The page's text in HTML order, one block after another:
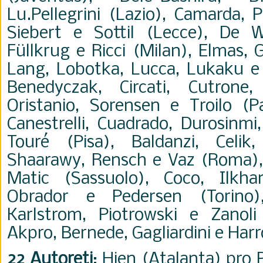
Lu.Pellegrini (Lazio), Camarda,
Siebert e Sottil (Lecce), De
Füllkrug e Ricci (Milan), Elmas,
Lang, Lobotka, Lucca, Lukaku
Benedyczak, Circati,
Oristanio, Sorensen e Troilo
Canestrelli, Cuadrado,
Touré (Pisa), Baldanzi,
Shaarawy, Rensch e Vaz
Matic (Sassuolo), Coco,
Obrador e Pedersen
Karlstrom, Piotrowski e
Akpro, Bernede, Gagliardini e